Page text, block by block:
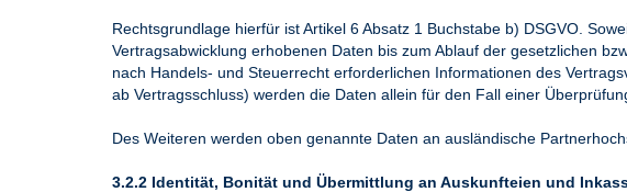
Rechtsgrundlage hierfür ist Artikel 6 Absatz 1 Buchstabe b) DSGVO.
Vertragsabwicklung erhobenen Daten bis zum Ablauf der gesetzlichen
nach Handels- und Steuerrecht erforderlichen Informationen des
ab Vertragsschluss) werden die Daten allein für den Fall einer
Des Weiteren werden oben genannte Daten an ausländische
3.2.2 Identität, Bonität und Übermittlung an Auskunfteien und